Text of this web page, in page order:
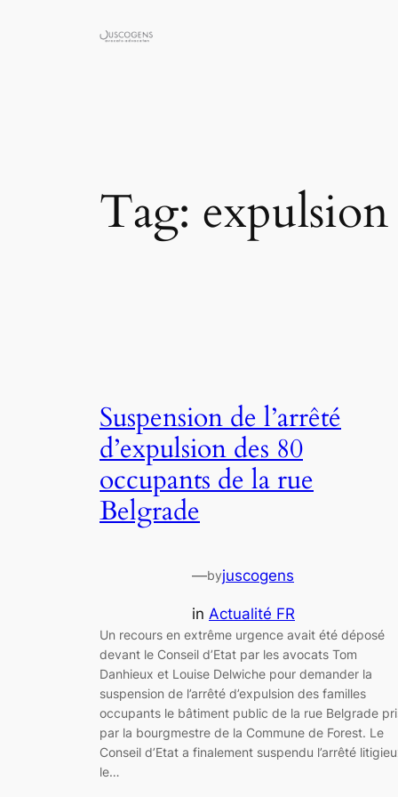
Tag: expulsion
Suspension de l’arrêté
d’expulsion des 80
occupants de la rue
Belgrade
—byjuscogens
in Actualité FR
Un recours en extrême urgence avait été déposé
devant le Conseil d’Etat par les avocats Tom
Danhieux et Louise Delwiche pour demander la
suspension de l’arrêté d’expulsion des familles
occupants le bâtiment public de la rue Belgrade
par la bourgmestre de la Commune de Forest. Le
Conseil d’Etat a finalement suspendu l’arrêté
le…